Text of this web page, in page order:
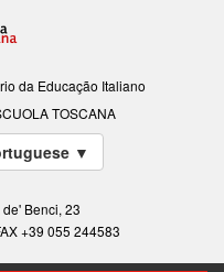
da Educação Italiano
TOSCANA
▼
Benci, 23
+39 055 244583